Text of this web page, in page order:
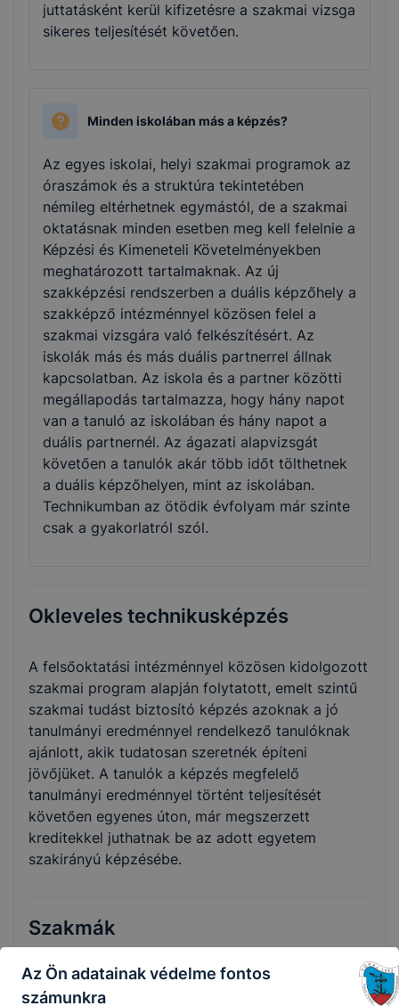
juttatásként kerül kifizetésre a szakmai vizsga
sikeres teljesítését követően.
Minden iskolában más a képzés?
Az egyes iskolai, helyi szakmai programok az
óraszámok és a struktúra tekintetében
némileg eltérhetnek egymástól, de a szakmai
oktatásnak minden esetben meg kell felelnie a
Képzési és Kimeneteli Követelményekben
meghatározott tartalmaknak. Az új
szakképzési rendszerben a duális képzőhely a
szakképző intézménnyel közösen felel a
szakmai vizsgára való felkészítésért. Az
iskolák más és más duális partnerrel állnak
kapcsolatban. Az iskola és a partner közötti
megállapodás tartalmazza, hogy hány napot
van a tanuló az iskolában és hány napot a
duális partnernél. Az ágazati alapvizsgát
követően a tanulók akár több időt tölthetnek
a duális képzőhelyen, mint az iskolában.
Technikumban az ötödik évfolyam már szinte
csak a gyakorlatról szól.
Okleveles technikusképzés
A felsőoktatási intézménnyel közösen kidolgozott
szakmai program alapján folytatott, emelt szintű
szakmai tudást biztosító képzés azoknak a jó
tanulmányi eredménnyel rendelkező tanulóknak
ajánlott, akik tudatosan szeretnék építeni
jövőjüket. A tanulók a képzés megfelelő
tanulmányi eredménnyel történt teljesítését
követően egyenes úton, már megszerzett
kreditekkel juthatnak be az adott egyetem
szakirányú képzésébe.
Szakmák
Az Ön adatainak védelme fontos
számunkra